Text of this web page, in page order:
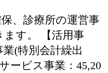
、診療所の運営事
す。 【活用事
(特別会計繰出
ービス事業：45,20